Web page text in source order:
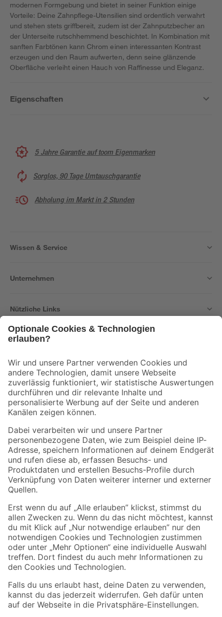
modernen Formgebung und bietet in seiner Funktion einige
Vorteile: Deine Zahnpflege-Utensilien sind ordentlich verwahrt
und stehen stets griffbereit, zudem ist der Zahnputzbecher an
der Unterseite rutschhemmend beschichtet. In Kombination mit
sanften Farbtönen kann Chrom einen interessanten Kontrast
erzeugen und den Raum aufwerten, denn seine glänzende
Oberfläche verleiht einen Hauch von Raffinesse und Eleganz.
Eigenschaften
5 Jahre Garantie auf toom Eigenmarken
Sorglos, 90 Tage Umtauschgarantie
Abholung im Markt in 2 Stunden
Wissen & Service
Unternehmen
Nützliche Links
Der toom Newsletter: Keine Angebote und Aktionen mehr verpassen!
Zur Newsletter Anmeldung
Folge uns
Zahlungsarten Versandarten
Sicher einkaufen
Jetzt die toom-App herunterladen
Alle Preisangaben in EUR inkl. gesetzl. MwSt.. Die dargestellten Angebote sind unter
Umständen nicht in allen Märkten verfügbar. Die angegebenen Verfügbarkeiten beziehen